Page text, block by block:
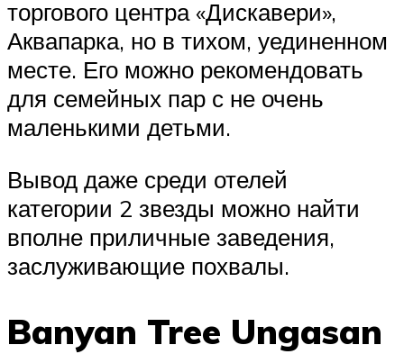
торгового центра «Дискавери»,
Аквапарка, но в тихом, уединенном
месте. Его можно рекомендовать
для семейных пар с не очень
маленькими детьми.
Вывод даже среди отелей
категории 2 звезды можно найти
вполне приличные заведения,
заслуживающие похвалы.
Banyan Tree Ungasan